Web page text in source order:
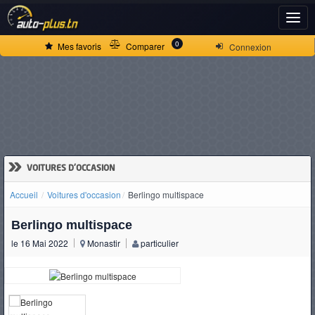
Connexion
Mes favoris Comparer 0
» VOITURES D'OCCASION
Accueil Voitures d'occasion Berlingo multispace
Berlingo multispace
le 16 Mai 2022 Monastir particulier
ACCUEIL
D'OCCASION
CAMIONS